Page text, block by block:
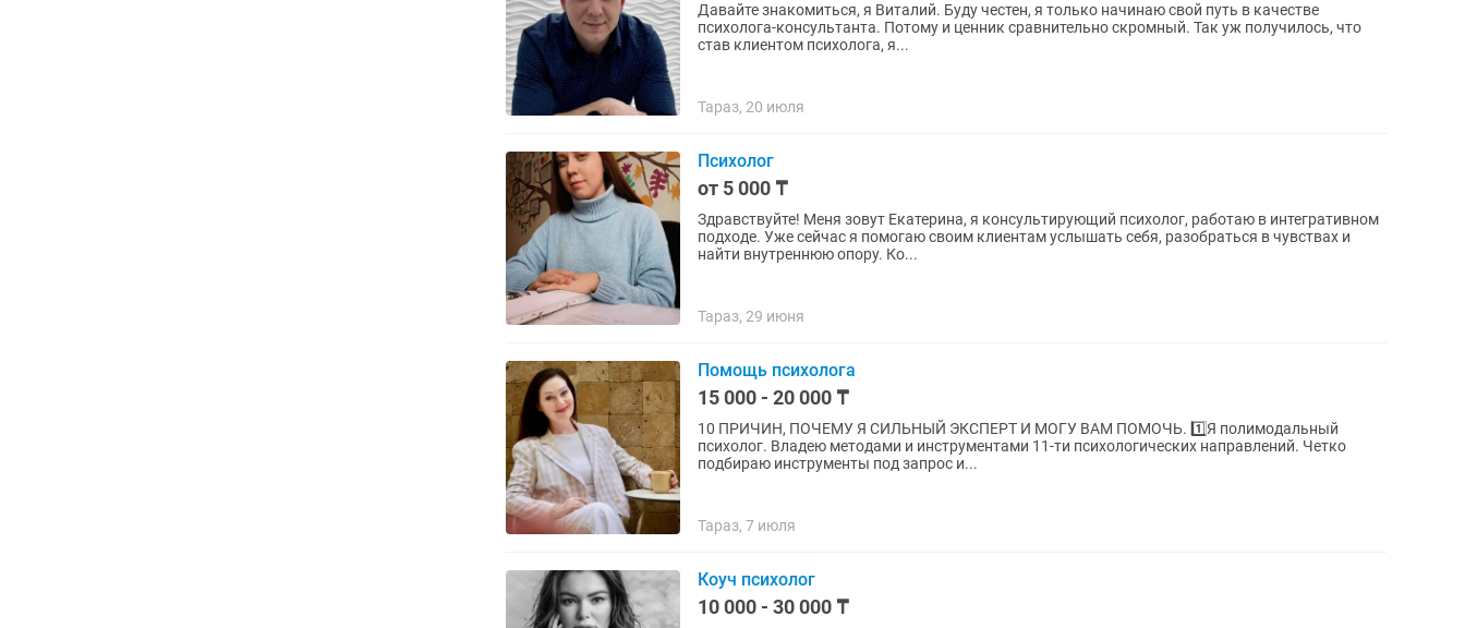
Давайте знакомиться, я Виталий. Буду честен, я только начинаю свой путь в качестве
психолога-консультанта. Потому и ценник сравнительно скромный. Так уж получилось, что
став клиентом психолога, я...
Тараз, 20 июля
Психолог
от 5 000 ₸
Здравствуйте! Меня зовут Екатерина, я консультирующий психолог, работаю в интегративном
подходе. Уже сейчас я помогаю своим клиентам услышать себя, разобраться в чувствах и
найти внутреннюю опору. Ко...
Тараз, 29 июня
Помощь психолога
15 000 - 20 000 ₸
10 ПРИЧИН, ПОЧЕМУ Я СИЛЬНЫЙ ЭКСПЕРТ И МОГУ ВАМ ПОМОЧЬ. 1️⃣Я полимодальный
психолог. Владею методами и инструментами 11-ти психологических направлений. Четко
подбираю инструменты под запрос и...
Тараз, 7 июля
Коуч психолог
10 000 - 30 000 ₸